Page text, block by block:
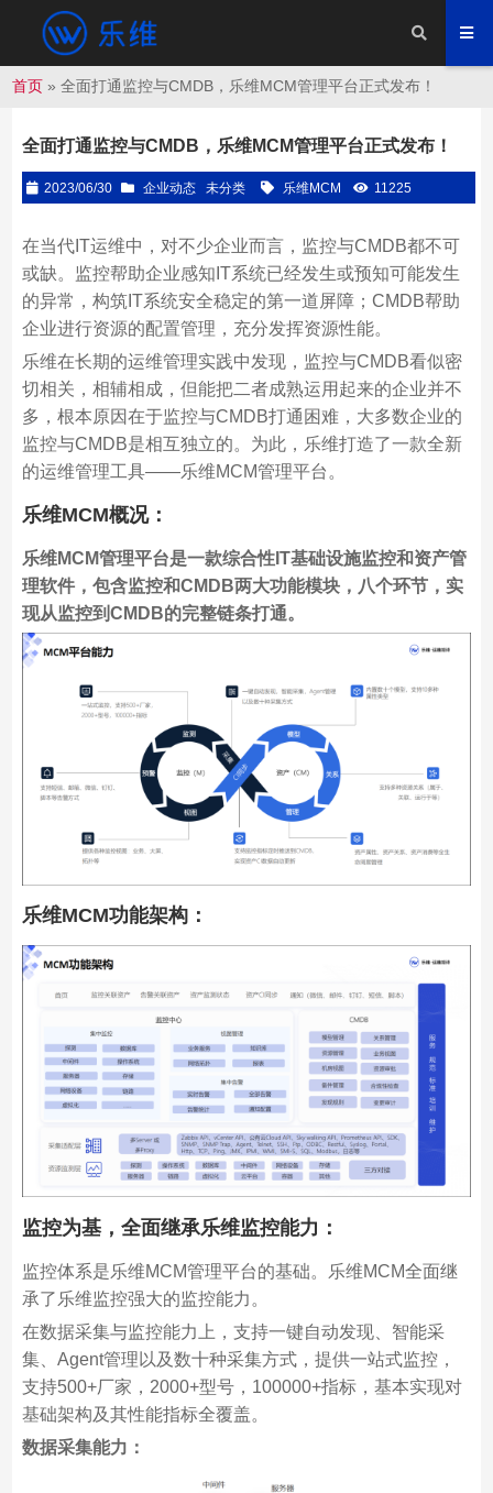
首页 »全面打通监控与CMDB，乐维MCM管理平台正式发布！
全面打通监控与CMDB，乐维MCM管理平台正式发布！
2023/06/30 企业动态 未分类 乐维MCM 11225
在当代IT运维中，对不少企业而言，监控与CMDB都不可
或缺。监控帮助企业感知IT系统已经发生或预知可能发生
的异常，构筑IT系统安全稳定的第一道屏障；CMDB帮助
企业进行资源的配置管理，充分发挥资源性能。
乐维在长期的运维管理实践中发现，监控与CMDB看似密
切相关，相辅相成，但能把二者成熟运用起来的企业并不
多，根本原因在于监控与CMDB打通困难，大多数企业的
监控与CMDB是相互独立的。为此，乐维打造了一款全新
的运维管理工具——乐维MCM管理平台。
乐维MCM概况：
乐维MCM管理平台是一款综合性IT基础设施监控和资产管
理软件，包含监控和CMDB两大功能模块，八个环节，实
现从监控到CMDB的完整链条打通。
乐维MCM功能架构：
监控为基，全面继承乐维监控能力 ：
监控体系是乐维MCM管理平台的基础。乐维MCM全面继
承了乐维监控强大的监控能力。
在数据采集与监控能力上，支持一键自动发现、智能采
集、Agent管理以及数十种采集方式，提供一站式监控，
支持500+厂家，2000+型号，100000+指标，基本实现对
基础架构及其性能指标全覆盖。
数据采集能力：